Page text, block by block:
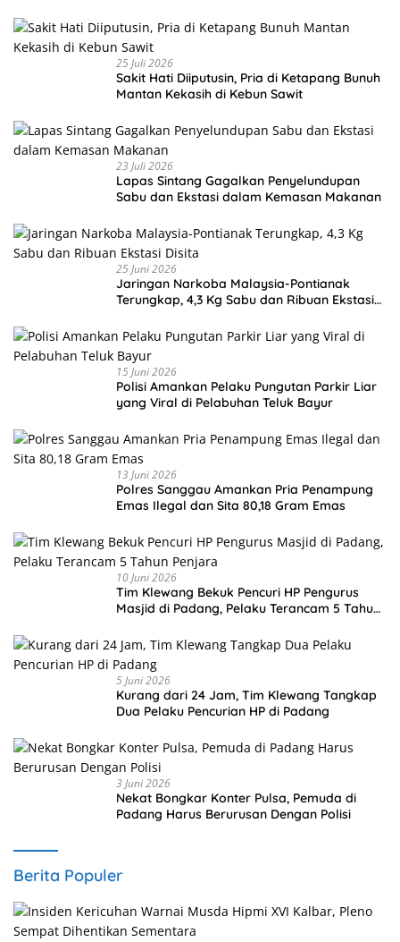
25 Juli 2026
Sakit Hati Diiputusin, Pria di Ketapang Bunuh
Mantan Kekasih di Kebun Sawit
23 Juli 2026
Lapas Sintang Gagalkan Penyelundupan
Sabu dan Ekstasi dalam Kemasan Makanan
25 Juni 2026
Jaringan Narkoba Malaysia-Pontianak
Terungkap, 4,3 Kg Sabu dan Ribuan Ekstasi
15 Juni 2026
Polisi Amankan Pelaku Pungutan Parkir Liar
yang Viral di Pelabuhan Teluk Bayur
13 Juni 2026
Polres Sanggau Amankan Pria Penampung
Emas Ilegal dan Sita 80,18 Gram Emas
10 Juni 2026
Tim Klewang Bekuk Pencuri HP Pengurus
Masjid di Padang, Pelaku Terancam 5 Tahun
5 Juni 2026
Kurang dari 24 Jam, Tim Klewang Tangkap
Dua Pelaku Pencurian HP di Padang
3 Juni 2026
Nekat Bongkar Konter Pulsa, Pemuda di
Padang Harus Berurusan Dengan Polisi
Berita Populer